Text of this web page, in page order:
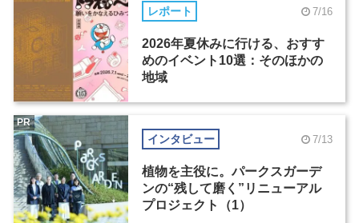
レポート 7/16
2026年夏休みに行ける、おすす
めのイベント10選：そのほかの
地域
インタビュー 7/13
植物を主役に。パークスガーデ
ンの“残して磨く”リニューアル
プロジェクト（1）
PR